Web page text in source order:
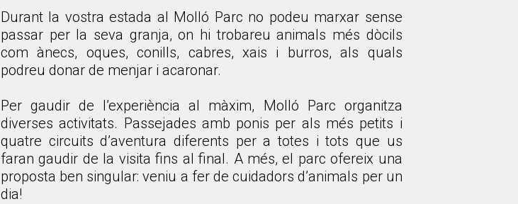
Durant la vostra estada al Molló Parc no podeu marxar sense
passar per la seva granja, on hi trobareu animals més dòcils
com ànecs, oques, conills, cabres, xais i burros, als quals
podreu donar de menjar i acaronar.
Per gaudir de l’experiència al màxim, Molló Parc organitza
diverses activitats. Passejades amb ponis per als més petits i
quatre circuits d’aventura diferents per a totes i tots que us
faran gaudir de la visita fins al final. A més, el parc ofereix una
proposta ben singular: veniu a fer de cuidadors d’animals per un
dia!